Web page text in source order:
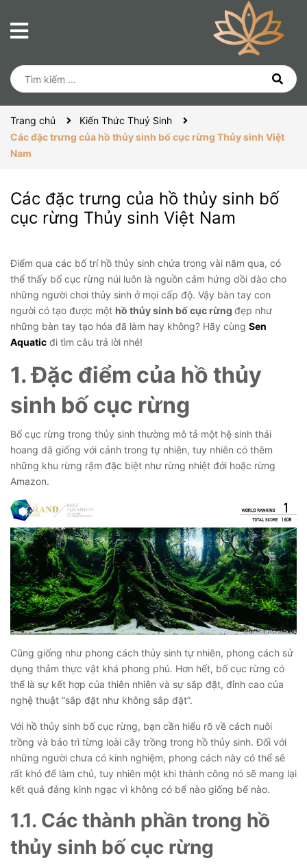
Trang chủ
Kiến Thức Thuỷ Sinh
Các đặc trưng của hồ thủy sinh bố cục rừng Thủy sinh Việt
Nam
Các đặc trưng của hồ thủy sinh bố
cục rừng Thủy sinh Việt Nam
Điểm qua các bố trí hồ thủy sinh chứa trong vài năm qua, có
thể thấy bố cục rừng núi luôn là nguồn cảm hứng dồi dào cho
những người chơi thủy sinh ở mọi cấp độ. Vậy bàn tay con
người có tạo được một hồ thủy sinh bố cục rừng đẹp như
những bàn tay tạo hóa đã làm hay không? Hãy cùng Sen
Aquatic đi tìm câu trả lời nhé!
1. Đặc điểm của hồ thủy
sinh bố cục rừng
Bố cục rừng trong thủy sinh thường mô tả một hệ sinh thái
hoang dã giống với cảnh trong tự nhiên, tuy nhiên có thêm
những khu rừng rậm đặc biệt như rừng nhiệt đới hoặc rừng
Amazon.
Cũng giống như phong cách thủy sinh tự nhiên, phong cách sử
dụng thảm thực vật khá phong phú. Hơn hết, bố cục rừng có
thể là sự kết hợp của thiên nhiên và sự sắp đặt, đỉnh cao của
nghệ thuật “sắp đặt như không sắp đặt”.
Với hồ thủy sinh bố cục rừng, bạn cần hiểu rõ về cách nuôi
trồng và bảo trì từng loài cây trồng trong hồ thủy sinh. Đối với
những người chưa có kinh nghiệm, phong cách này có thể sẽ
rất khó để làm chủ, tuy nhiên một khi thành công nó sẽ mang lại
kết quả đáng kinh ngạc vì không có bể nào giống bể nào.
1.1. Các thành phần trong hồ
thủy sinh bố cục rừng